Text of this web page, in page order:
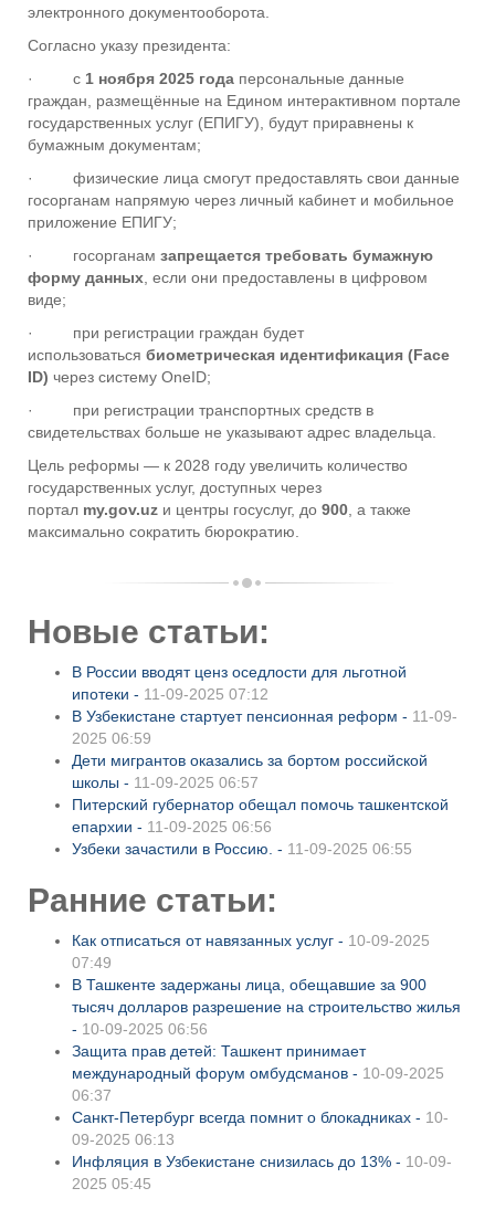
электронного документооборота.
Согласно указу президента:
· с 1 ноября 2025 года персональные данные
граждан, размещённые на Едином интерактивном портале
государственных услуг (ЕПИГУ), будут приравнены к
бумажным документам;
· физические лица смогут предоставлять свои данные
госорганам напрямую через личный кабинет и мобильное
приложение ЕПИГУ;
· госорганам запрещается требовать бумажную
форму данных , если они предоставлены в цифровом
виде;
· при регистрации граждан будет
использоваться биометрическая идентификация (Face
ID) через систему OneID;
· при регистрации транспортных средств в
свидетельствах больше не указывают адрес владельца.
Цель реформы — к 2028 году увеличить количество
государственных услуг, доступных через
портал my.gov.uz и центры госуслуг, до 900 , а также
максимально сократить бюрократию.
Новые статьи:
В России вводят ценз оседлости для льготной
ипотеки - 11-09-2025 07:12
В Узбекистане стартует пенсионная реформ - 11-09-
2025 06:59
Дети мигрантов оказались за бортом российской
школы - 11-09-2025 06:57
Питерский губернатор обещал помочь ташкентской
епархии - 11-09-2025 06:56
Узбеки зачастили в Россию. - 11-09-2025 06:55
Ранние статьи:
Как отписаться от навязанных услуг - 10-09-2025
07:49
В Ташкенте задержаны лица, обещавшие за 900
тысяч долларов разрешение на строительство жилья
- 10-09-2025 06:56
Защита прав детей: Ташкент принимает
международный форум омбудсманов - 10-09-2025
06:37
Санкт-Петербург всегда помнит о блокадниках - 10-
09-2025 06:13
Инфляция в Узбекистане снизилась до 13% - 10-09-
2025 05:45